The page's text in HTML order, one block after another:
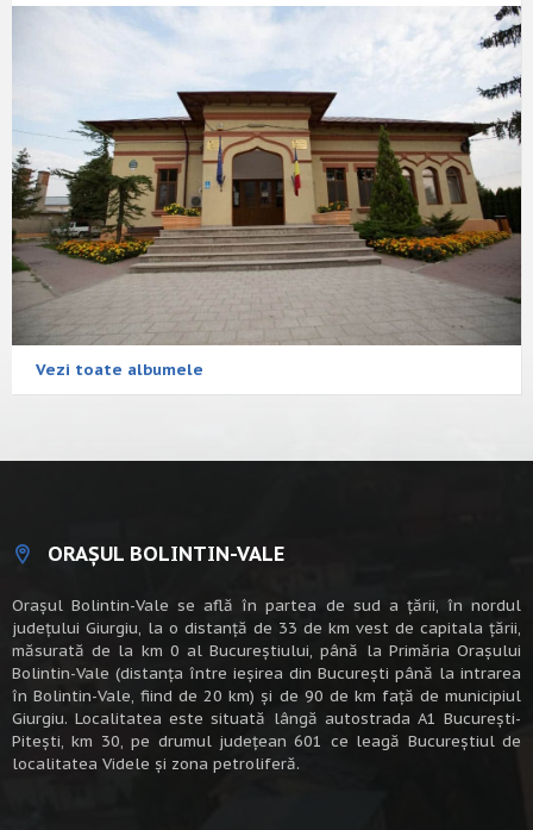
Vezi toate albumele
ORAȘUL BOLINTIN-VALE
Oraşul Bolintin-Vale se află în partea de sud a ţării, în nordul
judeţului Giurgiu, la o distanţă de 33 de km vest de capitala țării,
măsurată de la km 0 al Bucureștiului, până la Primăria Orașului
Bolintin-Vale (distanța între ieșirea din București până la intrarea
în Bolintin-Vale, fiind de 20 km) şi de 90 de km faţă de municipiul
Giurgiu. Localitatea este situată lângă autostrada A1 Bucureşti-
Piteşti, km 30, pe drumul judeţean 601 ce leagă Bucureştiul de
localitatea Videle şi zona petroliferă.